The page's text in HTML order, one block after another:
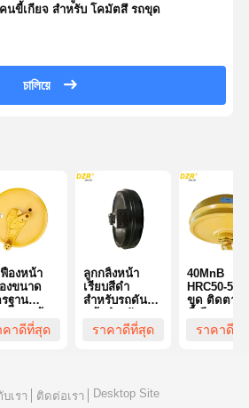
นขี้เกียจ สําหรับ โคมัตสึ รถขุด
চালিয়ে
องหน้า
งขนาด
ฐาน
ง
คาดีที่สุด
ลูกกลิ้งหน้า
เรียบสีดำ
สำหรับรถดันดิน
ขุด โคมัตสึ
ราคาดีที่สุด
40MnB
HRC50-56
ขุด ติดตาม
มารถสูงสํา
ราคาดีที่
บเรา ติดต่อเรา Desktop Site